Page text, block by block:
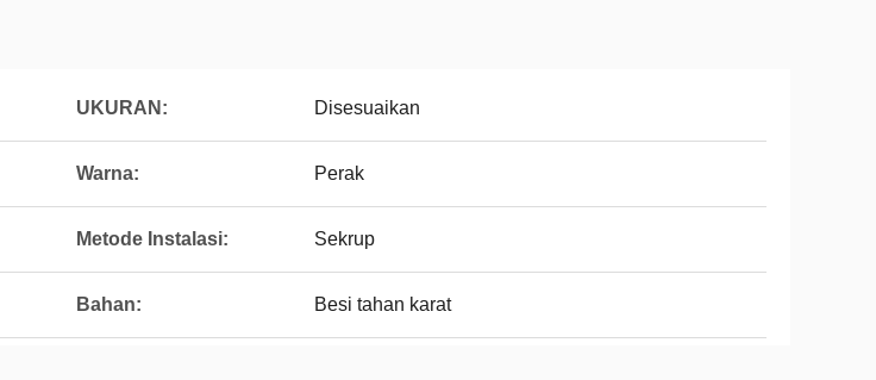
UKURAN: Disesuaikan
Warna: Perak
Metode Instalasi: Sekrup
Bahan: Besi tahan karat